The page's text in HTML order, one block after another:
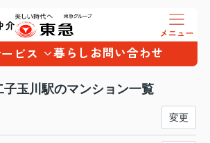
ビス 暮らし お問い合わせ
玉川駅のマンション一覧
変更